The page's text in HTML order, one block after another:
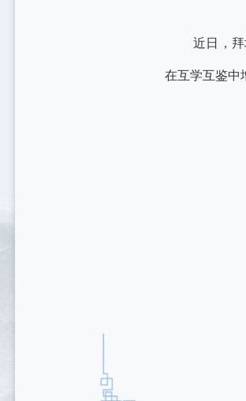
近日，
在互学互鉴中